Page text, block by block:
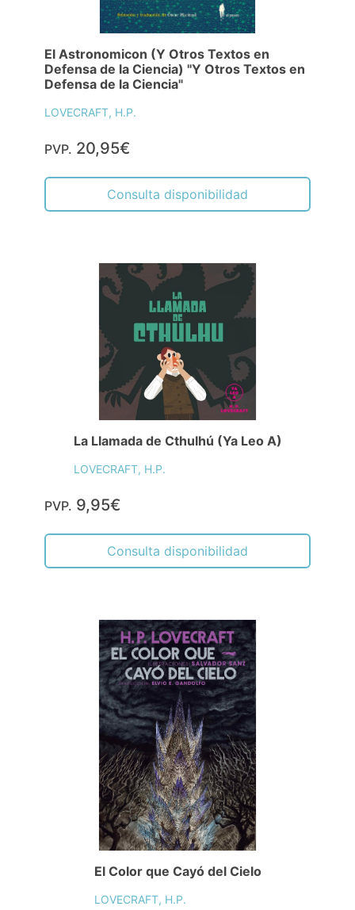
El Astronomicon (Y Otros Textos en
Defensa de la Ciencia) "Y Otros Textos en
Defensa de la Ciencia"
LOVECRAFT, H.P.
PVP. 20,95€
Consulta disponibilidad
La Llamada de Cthulhú (Ya Leo A)
LOVECRAFT, H.P.
PVP. 9,95€
Consulta disponibilidad
El Color que Cayó del Cielo
LOVECRAFT, H.P.